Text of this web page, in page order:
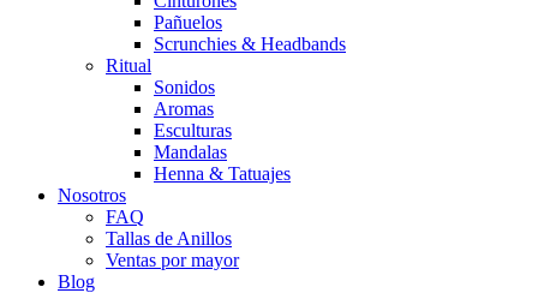
Pañuelos
Scrunchies & Headbands
Ritual
Sonidos
Aromas
Esculturas
Mandalas
Henna & Tatuajes
Nosotros
FAQ
Tallas de Anillos
Ventas por mayor
Blog